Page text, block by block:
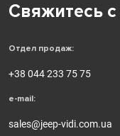
Свяжитесь
Отдел продаж:
+38 044 233 75 75
e-mail:
sales@jeep-vidi.com.ua